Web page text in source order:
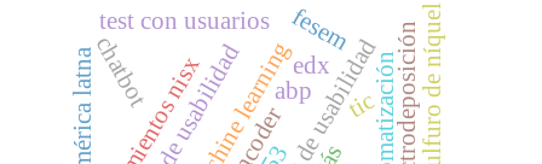
test con usuarios
automatización
machine learningabp electrodeposiciónsulfuro de níquel
fesem
edx
chatbot tic
américa latna